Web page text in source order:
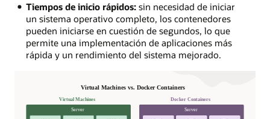
Tiempos de inicio rápidos:sin necesidad de iniciar
un sistema operativo completo, los contenedores
pueden iniciarse en cuestión de segundos, lo que
permite una implementación de aplicaciones más
rápida y un rendimiento del sistema mejorado.